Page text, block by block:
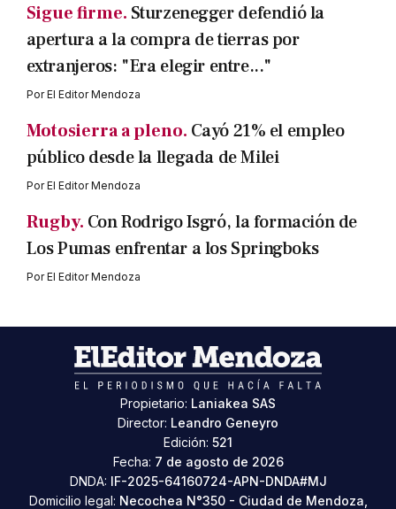
Sigue firme. Sturzenegger defendió la
apertura a la compra de tierras por
extranjeros: "Era elegir entre..."
PorEl Editor Mendoza
Motosierra a pleno. Cayó 21% el empleo
público desde la llegada de Milei
PorEl Editor Mendoza
Rugby. Con Rodrigo Isgró, la formación de
Los Pumas enfrentar a los Springboks
PorEl Editor Mendoza
Propietario: Laniakea SAS
Director: Leandro Geneyro
Edición: 521
Fecha: 7 de agosto de 2026
DNDA: IF-2025-64160724-APN-DNDA#MJ
Domicilio legal: Necochea N°350 - Ciudad de Mendoza,